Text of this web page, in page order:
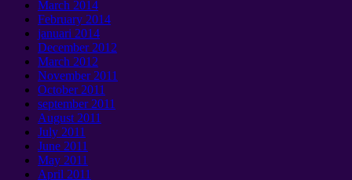
March 2014
February 2014
januari 2014
December2012
March 2012
November2011
October2011
september 2011
August 2011
July 2011
June 2011
May 2011
April 2011